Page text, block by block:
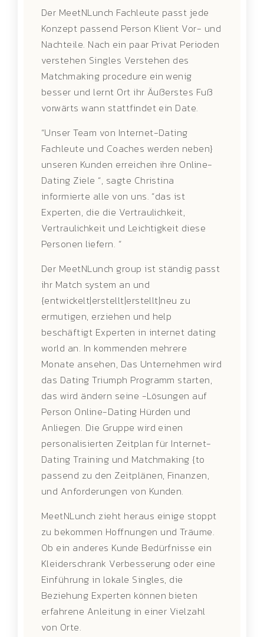
Der MeetNLunch Fachleute passt jede
Konzept passend Person Klient Vor- und
Nachteile. Nach ein paar Privat Perioden
verstehen Singles Verstehen des
Matchmaking procedure ein wenig
besser und lernt Ort ihr Äußerstes Fuß
vorwärts wann stattfindet ein Date.
“Unser Team von Internet-Dating
Fachleute und Coaches werden neben}
unseren Kunden erreichen ihre Online-
Dating Ziele “, sagte Christina
informierte alle von uns. “das ist
Experten, die die Vertraulichkeit,
Vertraulichkeit und Leichtigkeit diese
Personen liefern. “
Der MeetNLunch group ist ständig passt
ihr Match system an und
{entwickelt|erstellt|erstellt|neu zu
ermutigen, erziehen und help
beschäftigt Experten in internet dating
world an. In kommenden mehrere
Monate ansehen, Das Unternehmen wird
das Dating Triumph Programm starten,
das wird ändern seine -Lösungen auf
Person Online-Dating Hürden und
Anliegen. Die Gruppe wird einen
personalisierten Zeitplan für Internet-
Dating Training und Matchmaking {to
passend zu den Zeitplänen, Finanzen,
und Anforderungen von Kunden.
MeetNLunch zieht heraus einige stoppt
zu bekommen Hoffnungen und Träume.
Ob ein anderes Kunde Bedürfnisse ein
Kleiderschrank Verbesserung oder eine
Einführung in lokale Singles, die
Beziehung Experten können bieten
erfahrene Anleitung in einer Vielzahl
von Orte.